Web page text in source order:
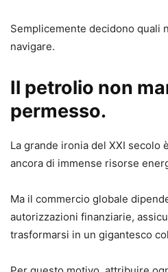
Semplicemente decidono quali
navigare.
Il petrolio non
permesso.
La grande ironia del XXI secolo
ancora di immense risorse
Ma il commercio globale
autorizzazioni finanziarie,
trasformarsi in un gigantesco